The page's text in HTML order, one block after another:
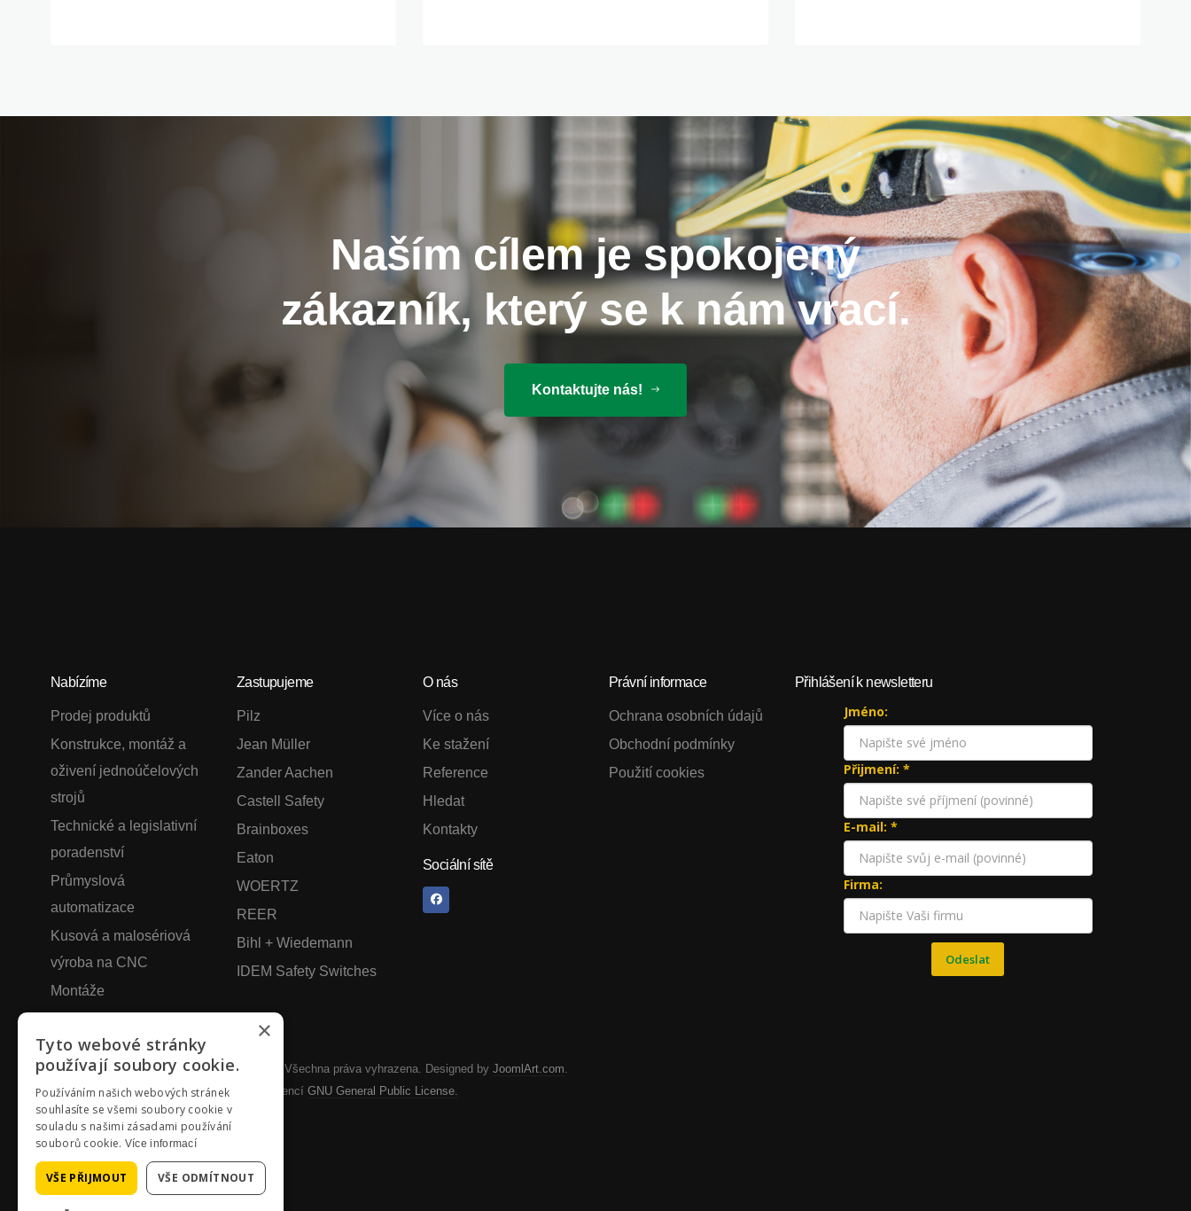
Naším cílem je spokojený
zákazník, který se k nám vrací.
Kontaktujte nás!
Nabízíme
Prodej produktů
Konstrukce, montáž a
oživení jednoúčelových
strojů
Technické a legislativní
poradenství
Průmyslová
automatizace
Kusová a malosériová
výroba na CNC
Montáže
Zastupujeme
Pilz
Jean Müller
Zander Aachen
Castell Safety
Brainboxes
Eaton
WOERTZ
REER
Bihl + Wiedemann
IDEM Safety Switches
O nás
Více o nás
Ke stažení
Reference
Hledat
Kontakty
Sociální sítě
Právní informace
Ochrana osobních údajů
Obchodní podmínky
Použití cookies
Přihlášení k newsletteru
Jméno:
Přijmení: *
E-mail: *
Firma:
Odeslat
Copyright © 2026 SYSTEMOTRONIC, s.r.o.. Všechna práva vyhrazena. Designed by JoomlArt.com
Joomla!je svobodný software vydaný pod licencí GNU General Public License.
×
Tyto webové stránky
používají soubory cookie.
Používáním našich webových stránek
souhlasíte se všemi soubory cookie v
souladu s našimi zásadami používání
souborů cookie. Více informací
VŠE PŘIJMOUT VŠE ODMÍTNOUT